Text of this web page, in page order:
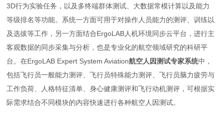
3D行为实验任务，以及多终端群体测试、大数据常模计算以及能力
等级排名等功能。系统一方面可用于对操作人员能力的测评、训练以
及选拔等工作，另一方面结合ErgoLAB人机环境同步云平台，进行主
客观数据的同步采集与分析，也是专业化的航空领域研究的科研平
台。在ErgoLAB Expert System Aviation航空人因测试专家系统中，
包括飞行员一般能力测评、飞行员特殊能力测评、飞行员脑力疲劳与
工作负荷、人格特征清单、身心健康测评和飞行动机测评，可根据实
际需求结合不同模块的内容快速进行各种航空人因测试。